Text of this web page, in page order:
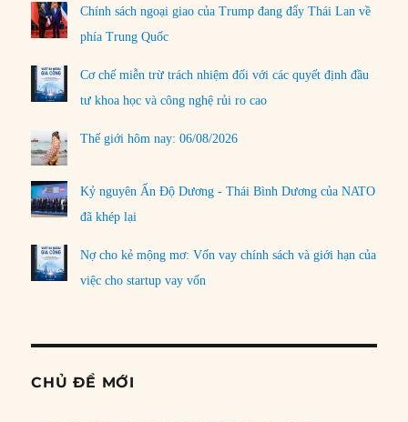
Chính sách ngoại giao của Trump đang đẩy Thái Lan về
phía Trung Quốc
Cơ chế miễn trừ trách nhiệm đối với các quyết định đầu
tư khoa học và công nghệ rủi ro cao
Thế giới hôm nay: 06/08/2026
Kỷ nguyên Ấn Độ Dương - Thái Bình Dương của NATO
đã khép lại
Nợ cho kẻ mộng mơ: Vốn vay chính sách và giới hạn của
việc cho startup vay vốn
CHỦ ĐỀ MỚI